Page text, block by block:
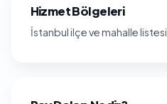
Hizmet Bölgeleri
İstanbul ilçe ve mahalle listesi